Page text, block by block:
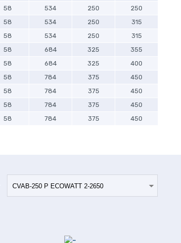
58 534 250
250
58 534 250
315
58 534 250
315
58 684 325
355
58 684 325
400
58 784 375
450
58 784 375
450
58 784 375
450
58 784 375 450